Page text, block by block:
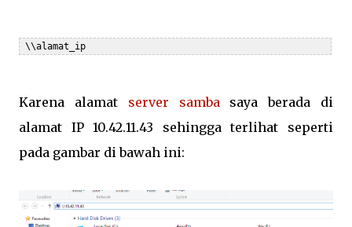
\\alamat_ip
Karena alamat server sambasaya berada di
alamat IP 10.42.11.43 sehingga terlihat seperti
pada gambar di bawah ini: